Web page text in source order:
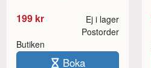
199 kr Ej i lager
Butiken
Postorder
Boka